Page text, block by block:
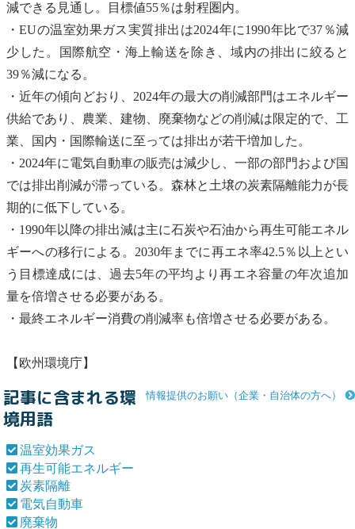
減できる見通し。目標値55％は射程圏内。
・EUの温室効果ガス実質排出は2024年に1990年比で37％減
少した。国際航空・海上輸送を除き、域内の排出に絞ると
39％減になる。
・近年の傾向どおり、2024年の最大の削減部門はエネルギー
供給であり、農業、建物、 廃棄物などの削減は限定的で、工
業、国内・国際輸送に至っては排出が若干増加した。
・2024年に電気自動車の販売は減少し、一部の部門および国
では排出削減が滞っている。森林と土壌の炭素隔離能力が長
期的に低下している。
・1990年以降の排出減は主に石炭や石油から再生可能エネル
ギーへの移行による。2030年までに再エネ率42.5％以上とい
う目標達成には、過去5年の平均より再エネ容量の年次追加
量を倍増させる必要がある。
・最終エネルギー消費の削減率も倍増させる必要がある。
【欧州環境庁】
情報提供のお願い（企業・自治体の方へ）
記事に含まれる環
境用語
温室効果ガス
再生可能エネルギー
炭素隔離
電気自動車
廃棄物